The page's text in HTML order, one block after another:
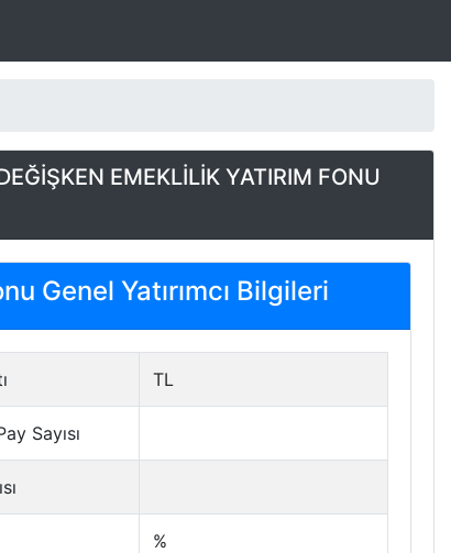
EMEKLİLİK YATIRIM FONU
Genel Yatırımcı Bilgileri
TL
Sayısı
%